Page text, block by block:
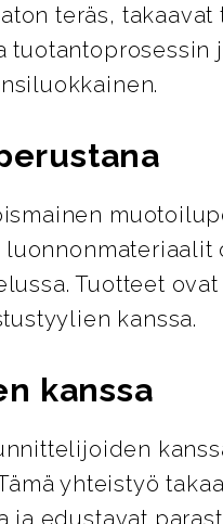
teräs, takaavat
tuotantoprosessin
Tuotteet
kanssa.
kanssa
yhteistyö
ja edustavat